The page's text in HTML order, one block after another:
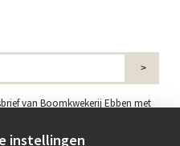
van Boomkwekerij Ebben met
bomen en groen.
en geef toestemming voor
instellingen